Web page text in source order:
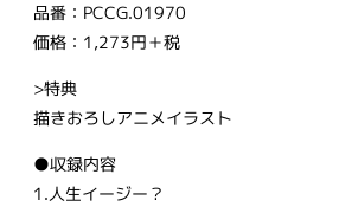
品番：PCCG.01970
価格：1,273円＋税
>特典
描きおろしアニメイラスト
●収録内容
1.人生イージー？